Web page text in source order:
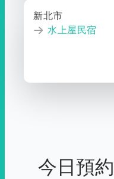
新北市
水上屋民宿
今日預